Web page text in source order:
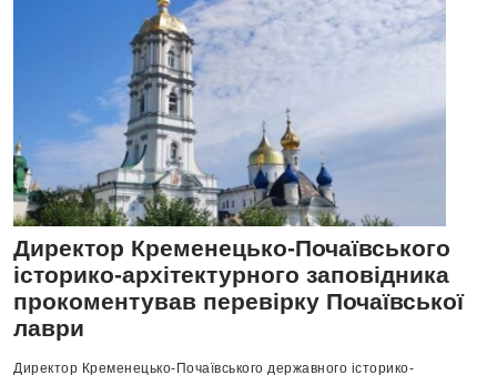
Директор Кременецько-Почаївського
історико-архітектурного заповідника
прокоментував перевірку Почаївської
лаври
Директор Кременецько-Почаївського державного історико-